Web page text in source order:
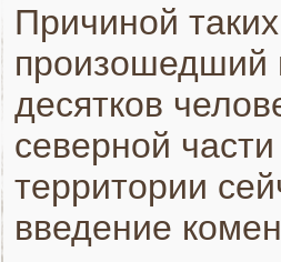
Причиной
произошедший
десятков
северной
территории
введение